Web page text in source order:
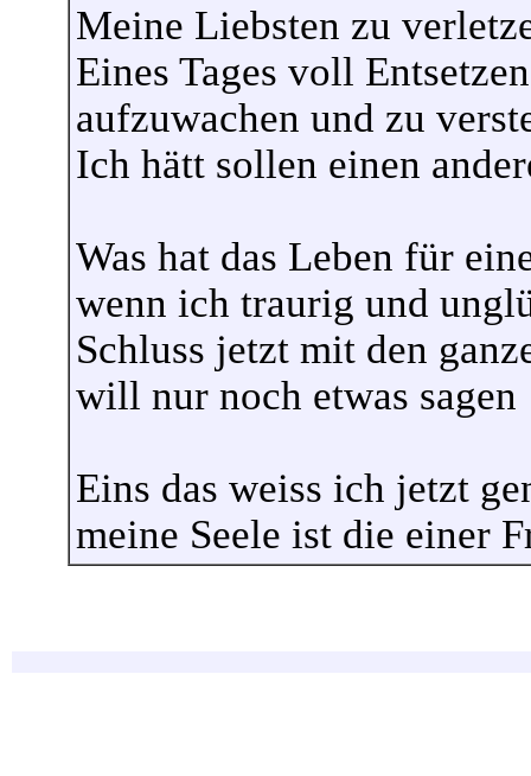
Meine Liebsten zu
Eines Tages voll Entsetzen
aufzuwachen und zu
Ich hätt sollen einen
Was hat das Leben für
wenn ich traurig und
Schluss jetzt mit den
will nur noch etwas sagen
Eins das weiss ich jetzt
meine Seele ist die einer